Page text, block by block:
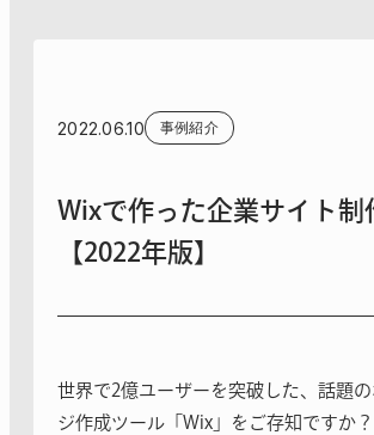
2022.06.10 事例紹介
Wixで作った企業サイト制
【2022年版】
世界で2億ユーザーを突破した、話題
ジ作成ツール「Wix」をご存知ですか？